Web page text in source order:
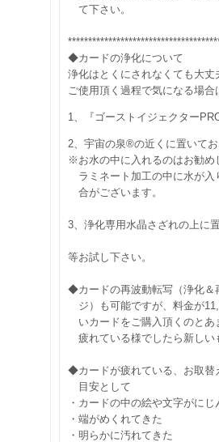
て下さい。
◆カードの浄化について
浄化はとくにされなくても大丈
ご使用頂く過程で気になる場合
1、『ゴーストイジェクター
2、宇宙の泉®の近くに置いてお
※お水の中に入れるのはお勧め
ラミネート加工の中に水が入
合がございます。
3、浄化専用水晶さざれの上に
等お試し下さい。
◆カードの再波動転写（浄化＆
ジ）も可能ですが、料金が
いカードをご購入頂くのとあ
疲れている様でしたら新しい
◆カードが疲れている、お取替
目安として
・カードの中の絵や文字がにじ
・端がめくれてきた
・明らかに汚れてきた